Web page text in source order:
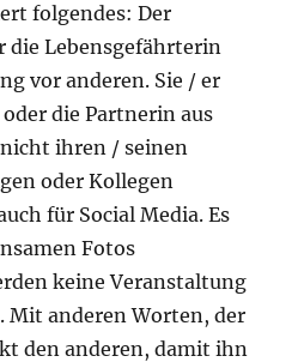
folgendes: Der
die Lebensgefährterin
vor anderen. Sie / er
die Partnerin aus
ihren / seinen
oder Kollegen
für Social Media. Es
Fotos
keine Veranstaltung
Mit anderen Worten, der
den anderen, damit ihn